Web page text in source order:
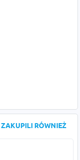
RÓWNIEŻ